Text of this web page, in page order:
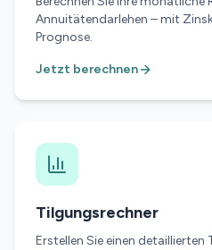
Annuitätendarlehen – mit
Prognose.
Jetzt berechnen
Tilgungsrechner
Erstellen Sie einen